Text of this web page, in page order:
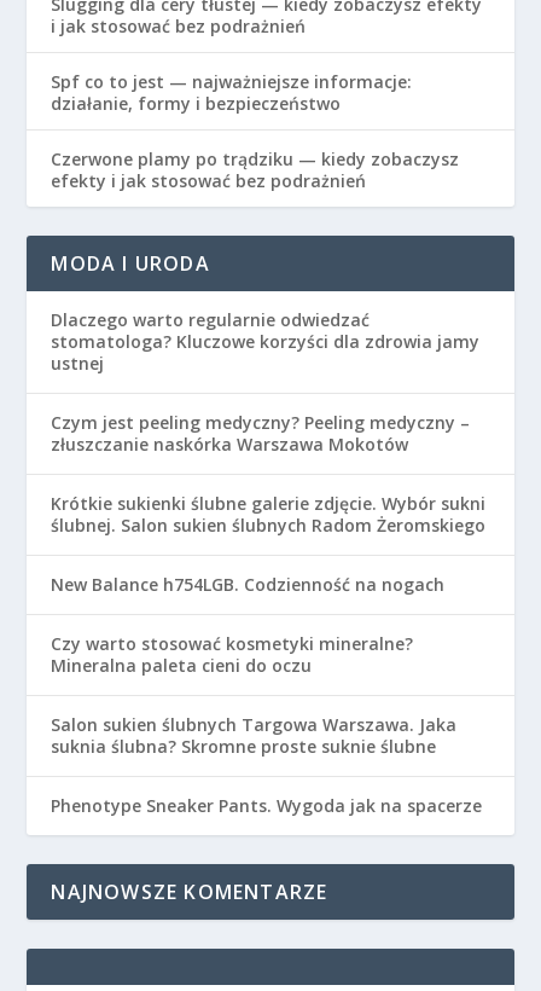
i jak stosować bez podrażnień
Spf co to jest — najważniejsze informacje:
działanie, formy i bezpieczeństwo
Czerwone plamy po trądziku — kiedy zobaczysz
efekty i jak stosować bez podrażnień
MODA I URODA
Dlaczego warto regularnie odwiedzać
stomatologa? Kluczowe korzyści dla zdrowia jamy
ustnej
Czym jest peeling medyczny? Peeling medyczny –
złuszczanie naskórka Warszawa Mokotów
Krótkie sukienki ślubne galerie zdjęcie. Wybór sukni
ślubnej. Salon sukien ślubnych Radom Żeromskiego
New Balance h754LGB. Codzienność na nogach
Czy warto stosować kosmetyki mineralne?
Mineralna paleta cieni do oczu
Salon sukien ślubnych Targowa Warszawa. Jaka
suknia ślubna? Skromne proste suknie ślubne
Phenotype Sneaker Pants. Wygoda jak na spacerze
NAJNOWSZE KOMENTARZE